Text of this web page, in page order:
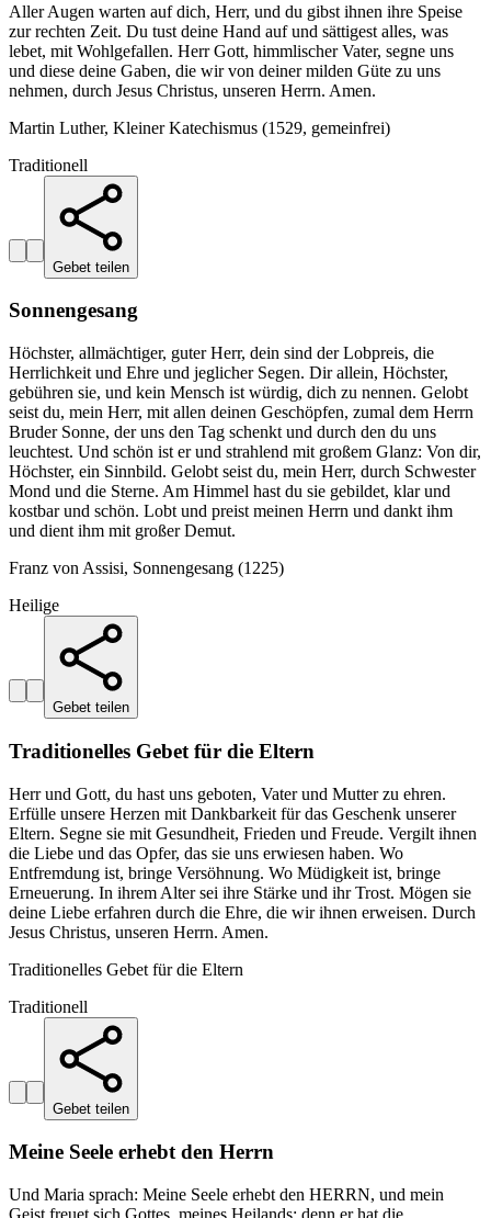
Aller Augen warten auf dich, Herr, und du gibst ihnen ihre Speise
zur rechten Zeit. Du tust deine Hand auf und sättigest alles, was
lebet, mit Wohlgefallen. Herr Gott, himmlischer Vater, segne uns
und diese deine Gaben, die wir von deiner milden Güte zu uns
nehmen, durch Jesus Christus, unseren Herrn. Amen.
Martin Luther, Kleiner Katechismus (1529, gemeinfrei)
Traditionell
Gebet teilen
Sonnengesang
Höchster, allmächtiger, guter Herr, dein sind der Lobpreis, die
Herrlichkeit und Ehre und jeglicher Segen. Dir allein, Höchster,
gebühren sie, und kein Mensch ist würdig, dich zu nennen. Gelobt
seist du, mein Herr, mit allen deinen Geschöpfen, zumal dem Herrn
Bruder Sonne, der uns den Tag schenkt und durch den du uns
leuchtest. Und schön ist er und strahlend mit großem Glanz: Von dir,
Höchster, ein Sinnbild. Gelobt seist du, mein Herr, durch Schwester
Mond und die Sterne. Am Himmel hast du sie gebildet, klar und
kostbar und schön. Lobt und preist meinen Herrn und dankt ihm
und dient ihm mit großer Demut.
Franz von Assisi, Sonnengesang (1225)
Heilige
Gebet teilen
Traditionelles Gebet für die Eltern
Herr und Gott, du hast uns geboten, Vater und Mutter zu ehren.
Erfülle unsere Herzen mit Dankbarkeit für das Geschenk unserer
Eltern. Segne sie mit Gesundheit, Frieden und Freude. Vergilt ihnen
die Liebe und das Opfer, das sie uns erwiesen haben. Wo
Entfremdung ist, bringe Versöhnung. Wo Müdigkeit ist, bringe
Erneuerung. In ihrem Alter sei ihre Stärke und ihr Trost. Mögen sie
deine Liebe erfahren durch die Ehre, die wir ihnen erweisen. Durch
Jesus Christus, unseren Herrn. Amen.
Traditionelles Gebet für die Eltern
Traditionell
Gebet teilen
Meine Seele erhebt den Herrn
Und Maria sprach: Meine Seele erhebt den HERRN, und mein
Geist freuet sich Gottes, meines Heilands; denn er hat die